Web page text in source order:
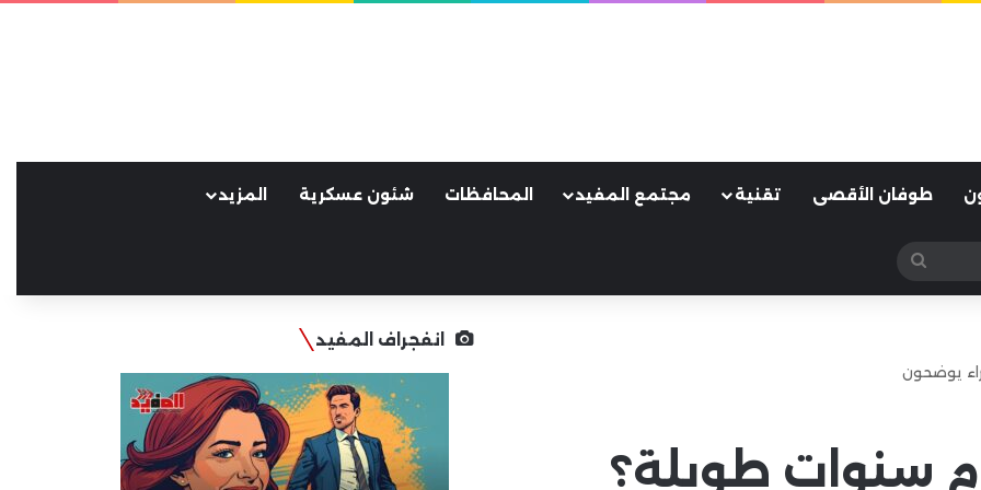
طوفان الأقصى تقنية مجتمع المفيد المحافظات شئون عسكرية المزيد
بحث
عن
يوضحون
سنوات طويلة؟
انفجراف المفيد